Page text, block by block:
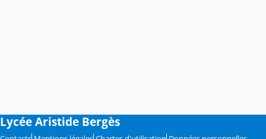
Lycée Aristide Bergès